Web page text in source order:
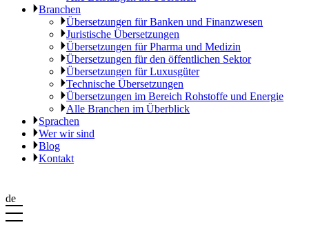
Branchen
Übersetzungen für Banken und Finanzwesen
Juristische Übersetzungen
Übersetzungen für Pharma und Medizin
Übersetzungen für den öffentlichen Sektor
Übersetzungen für Luxusgüter
Technische Übersetzungen
Übersetzungen im Bereich Rohstoffe und Energie
Alle Branchen im Überblick
Sprachen
Wer wir sind
Blog
Kontakt
de